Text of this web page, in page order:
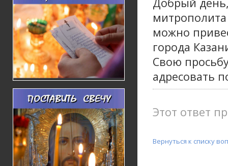
Добрый
митрополита
можно
города
Свою
адресовать
Этот ответ
Вернуться к списку